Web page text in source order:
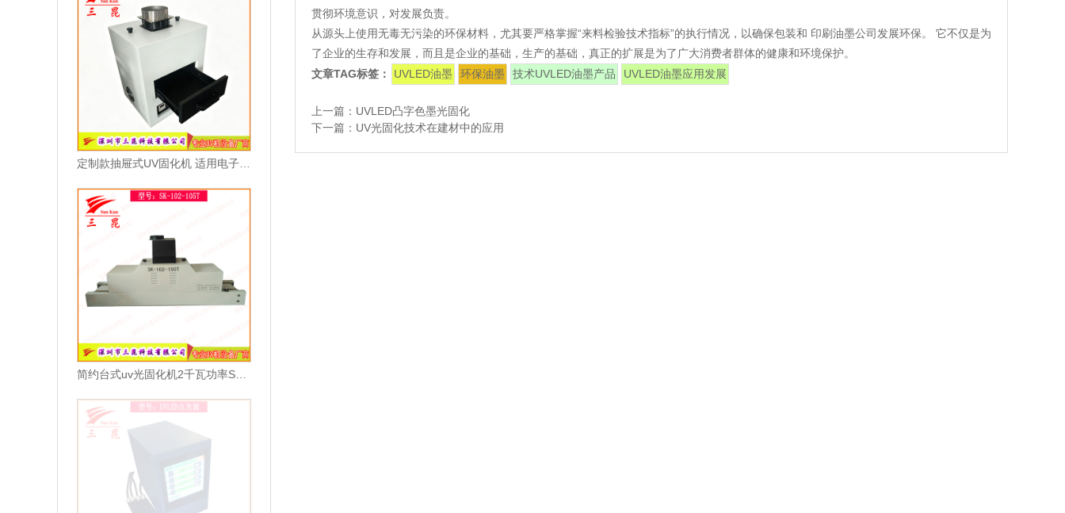
贯彻环境意识，对发展负责。
从源头上使用无毒无污染的环保材料，尤其要严格掌握“来料检验技术指标”的执行情况，以确保包装和 印刷油墨公司发展环保。 它不仅是为
了企业的生存和发展，而且是企业的基础，生产的基础，真正的扩展是为了广大消费者群体的健康和环境保护。
文章TAG标签：
UVLED油墨 环保油墨 技术UVLED油墨产品 UVLED油墨应用发展
上一篇： UVLED凸字色墨光固化
下一篇： UV光固化技术在建材中的应用